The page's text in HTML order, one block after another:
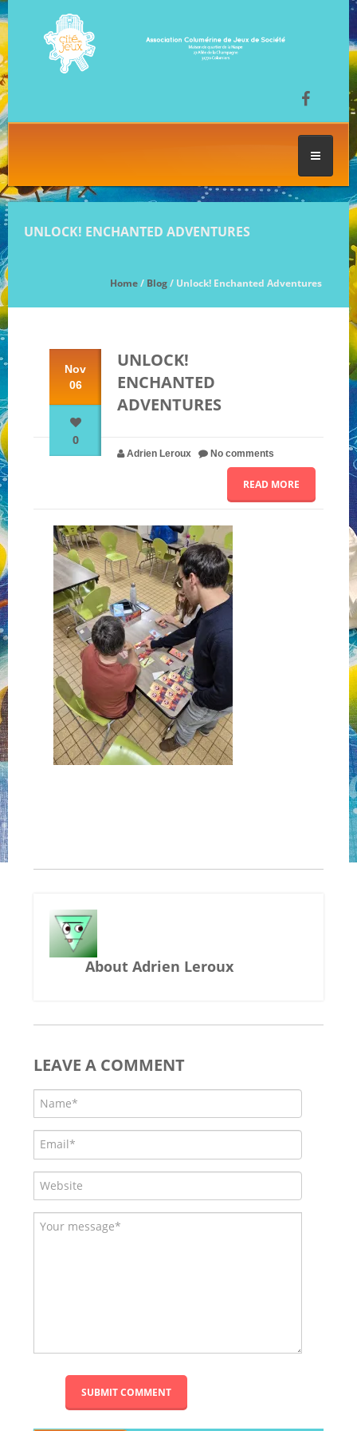
FESTIVAL DU JEU
NOS PARTENAIRES
QUI SOMMES-NOUS ?
UNLOCK! ENCHANTED ADVENTURES
Home/ Blog/ Unlock! Enchanted Adventures
Nov
06
0
UNLOCK!
ENCHANTED
ADVENTURES
Adrien Leroux No comments
READ MORE
About Adrien Leroux
LEAVE A COMMENT